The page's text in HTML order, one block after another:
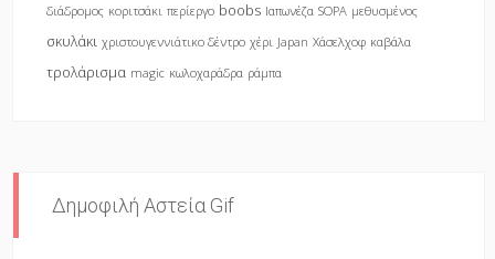
διάδρομος κοριτσάκι περίεργο boobs Ιαπωνέζα SOPA μεθυσμένος
σκυλάκι χριστουγεννιάτικο δέντρο χέρι Japan Χάσελχοφ καβάλα
τρολάρισμα magic κωλοχαράδρα ράμπα
Δημοφιλή Αστεία Gif